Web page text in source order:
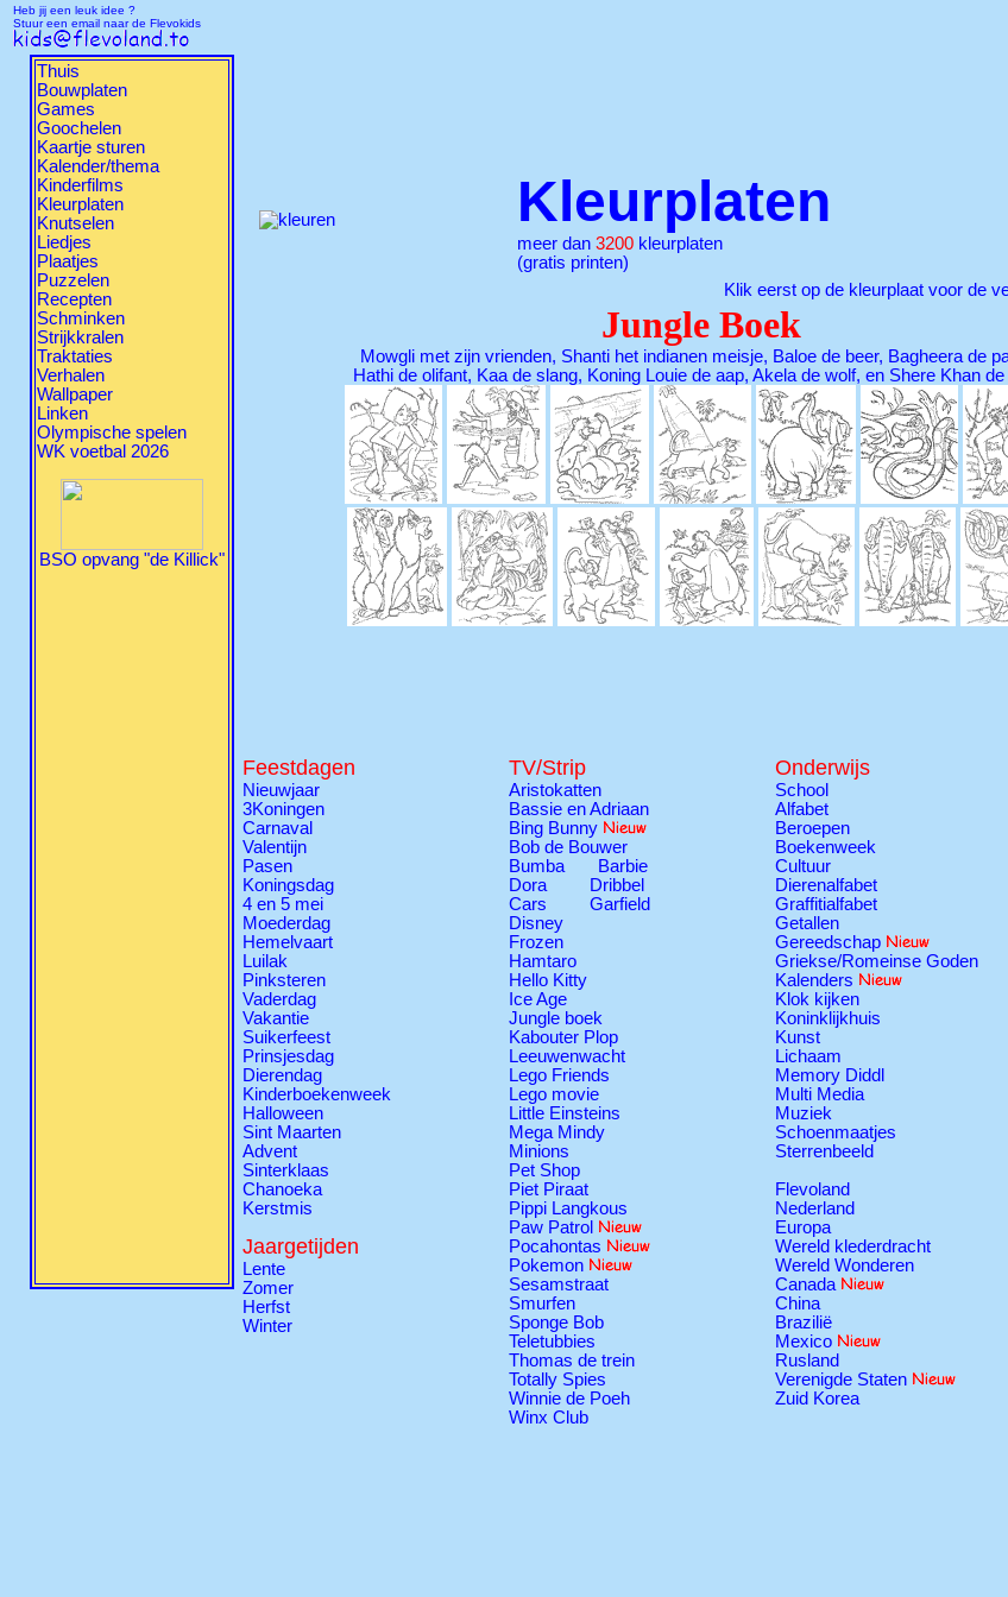
Heb jij een leuk idee ?
Stuur een email naar de Flevokids
Thuis
Bouwplaten
Games
Goochelen
Kaartje sturen
Kalender/thema
Kinderfilms
Kleurplaten
Knutselen
Liedjes
Plaatjes
Puzzelen
Recepten
Schminken
Strijkkralen
Traktaties
Verhalen
Wallpaper
Linken
Olympische spelen
WK voetbal 2026
BSO opvang "de Killick"
Kleurplaten
meer dan 3200 kleurplaten
(gratis printen)
Klik eerst op de kleurplaat voor de
Jungle Boek
Mowgli met zijn vrienden, Shanti het indianen meisje, Baloe de beer, Bagheera de
Hathi de olifant, Kaa de slang, Koning Louie de aap, Akela de wolf, en Shere Khan de
Feestdagen
Nieuwjaar
3Koningen
Carnaval
Valentijn
Pasen
Koningsdag
4 en 5 mei
Moederdag
Hemelvaart
Luilak
Pinksteren
Vaderdag
Vakantie
Suikerfeest
Prinsjesdag
Dierendag
Kinderboekenweek
Halloween
Sint Maarten
Advent
Sinterklaas
Chanoeka
Kerstmis
Jaargetijden
Lente
Zomer
Herfst
Winter
TV/Strip
Aristokatten
Bassie en Adriaan
Bing Bunny
Bob de Bouwer
Bumba
Barbie
Dora
Dribbel
Cars
Garfield
Disney
Frozen
Hamtaro
Hello Kitty
Ice Age
Jungle boek
Kabouter Plop
Leeuwenwacht
Lego Friends
Lego movie
Little Einsteins
Mega Mindy
Minions
Pet Shop
Piet Piraat
Pippi Langkous
Paw Patrol
Pocahontas
Pokemon
Sesamstraat
Smurfen
Sponge Bob
Teletubbies
Thomas de trein
Totally Spies
Winnie de Poeh
Winx Club
Onderwijs
School
Alfabet
Beroepen
Boekenweek
Cultuur
Dierenalfabet
Graffitialfabet
Getallen
Gereedschap
Griekse/Romeinse Goden
Kalenders
Klok kijken
Koninklijkhuis
Kunst
Lichaam
Memory Diddl
Multi Media
Muziek
Schoenmaatjes
Sterrenbeeld
Flevoland
Nederland
Europa
Wereld klederdracht
Wereld Wonderen
Canada
China
Brazilië
Mexico
Rusland
Verenigde Staten
Zuid Korea